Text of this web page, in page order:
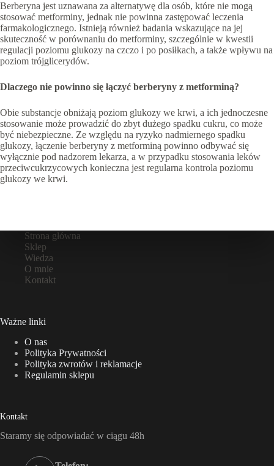
Berberyna jest uznawana za alternatywę dla osób, które nie mogą
stosować metforminy, jednak nie powinna zastępować leczenia
farmakologicznego. Istnieją również badania wskazujące na jej
skuteczność w porównaniu do metforminy, szczególnie w kwestii
regulacji poziomu glukozy na czczo i po posiłkach, a także wpływu na
poziom trójglicerydów.
Dlaczego nie powinno się łączyć berberyny z metforminą?
Obie substancje obniżają poziom glukozy we krwi, a ich jednoczesne
stosowanie może prowadzić do zbyt dużego spadku cukru, co może
być niebezpieczne. Ze względu na ryzyko nadmiernego spadku
glukozy, łączenie berberyny z metforminą powinno odbywać się
wyłącznie pod nadzorem lekarza, a w przypadku stosowania leków
przeciwcukrzycowych konieczna jest regularna kontrola poziomu
glukozy we krwi.
Strona główna
Sklep
Wiedza
O mnie
Kontakt
Ważne linki
O nas
Polityka Prywatności
Polityka zwrotów i reklamacje
Regulamin sklepu
Kontakt
Staramy się odpowiadać w ciągu 48h